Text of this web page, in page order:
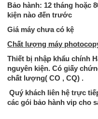
Bảo hành: 12 tháng hoặc
kiện nào đến trước
Giá máy chưa có kệ
Chất lượng máy
Thiết bị nhập khẩu chính
nguyên kiện. Có giấy
chất lượng( CO , CQ) .
Quý khách liên hệ trực
các gói bảo hành vip cho